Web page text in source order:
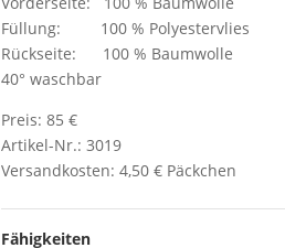
Füllung: 100 % Polyestervlies
Rückseite: 100 % Baumwolle
40° waschbar
Preis: 85 €
Artikel-Nr.: 3019
Versandkosten: 4,50 € Päckchen
Fähigkeiten